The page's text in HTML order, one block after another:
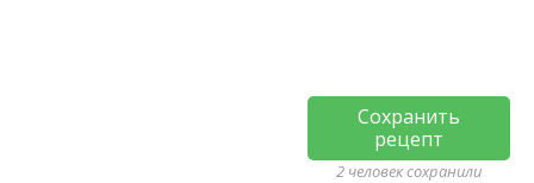
Сохранить
рецепт
2 человек сохранили